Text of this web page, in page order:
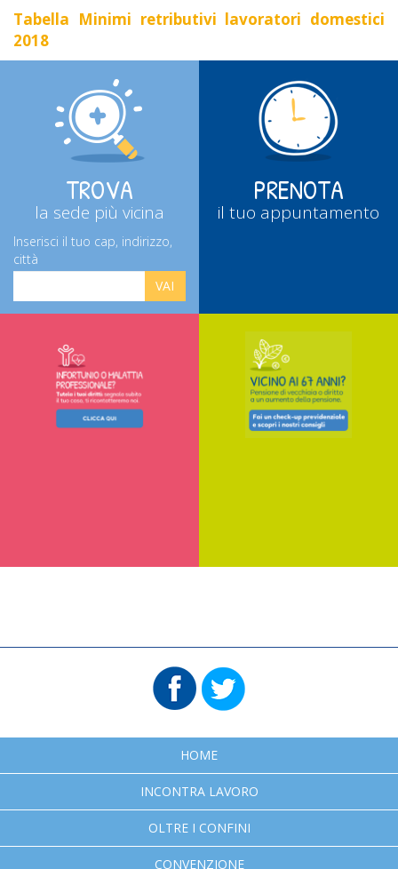
Tabella Minimi retributivi lavoratori domestici
2018
TROVA
la sede più vicina
Inserisci il tuo cap, indirizzo,
città
VAI
PRENOTA
il tuo appuntamento
HOME
INCONTRA LAVORO
OLTRE I CONFINI
CONVENZIONE